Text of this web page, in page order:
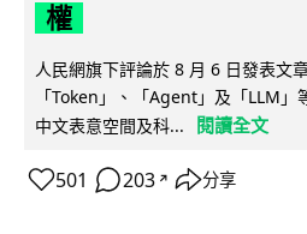
權
人民網旗下評論於 8 月 6 日發表文
「Token」、「Agent」及「LLM
中文表意空間及科...
閱讀全文
501 203 ↗ 分享